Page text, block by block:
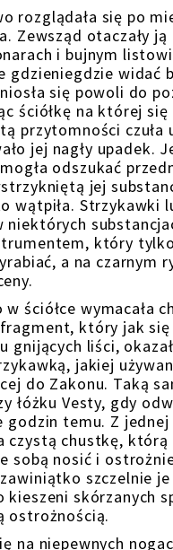
rozglądała się po
Zewsząd otaczały
i bujnym
gdzieniegdzie widać
się powoli do
ściółkę na której się
przytomności czuła
jej nagły upadek.
odszukać
jej
wątpiła. Strzykawki
niektórych
który tylko
a na czarnym
wściółce wymacała
który jak się
gnijących liści,
jakiej
do Zakonu. Taką
łóżku Vesty, gdy
godzin temu. Z
czystą chustkę, którą
sobą nosić i
szczelnie je
kieszeni skórzanych
ostrożnością.
na niepewnych